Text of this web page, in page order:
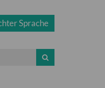
Sprache